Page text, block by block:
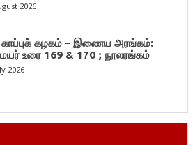
2026
காப்புக் கழகம் – இணைய அரங்கம்:
உரை 169 & 170 ; நூலரங்கம்
2026